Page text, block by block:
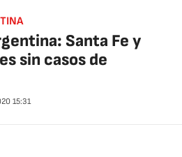
Santa Fe y
sin casos de
15:31